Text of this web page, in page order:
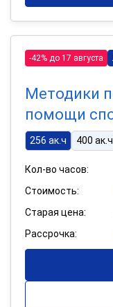
-42% до 17 августа
Методики
помощи
256 ак.ч 400 ак.ч
Кол-во часов:
Стоимость:
Старая цена:
Рассрочка: